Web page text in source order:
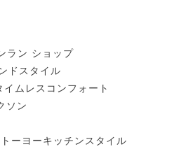
ラン ショップ
ドスタイル
ムレスコンフォート
ソン
ーヨーキッチンスタイル